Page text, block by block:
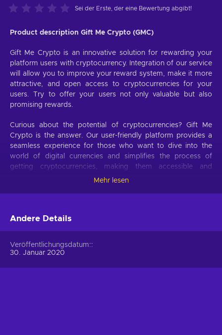
Sei der Erste, der eine Bewertung abgibt!
Product description Gift Me Crypto (GMC)
Gift Me Crypto is an innovative solution for rewarding your
platform users with cryptocurrency. Integration of our service
will allow you to improve your reward system, make it more
attractive, and open access to cryptocurrencies for your
users. Try to offer your users not only valuable but also
promising rewards.
Curious about the potential of cryptocurrencies? Gift Me
Crypto is the answer. Our user-friendly platform provides a
seamless experience for those who want to dive into the
world of digital currencies and simplifies the process of
getting cryptocurrencies, making them accessible and
users can easily receive popular cryptocurrencies such as
them.
How to redeem Gift Me Crypto (GMC)
Mehr lesen
Andere Details
Veröffentlichungsdatum:
30. Januar 2020